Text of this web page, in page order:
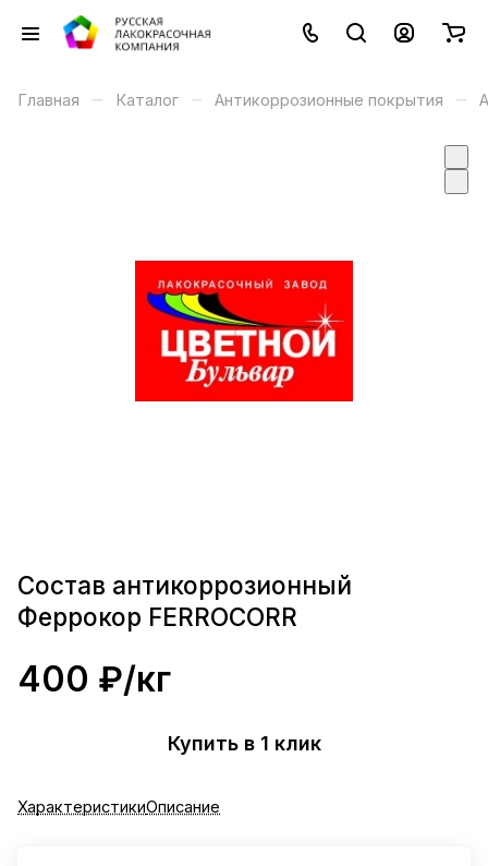
Главная – Каталог – Антикоррозионные покрытия –
Состав антикоррозионный
Феррокор FERROCORR
400 ₽/кг
Купить в 1 клик
ХарактеристикиОписание